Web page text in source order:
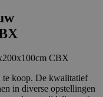
CBX
te koop. De kwalitatief
in diverse opstellingen